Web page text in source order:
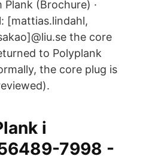
Plank (Brochure) ·
[mattias.lindahl,
the core
to Polyplank
the core plug is
i
7998 -